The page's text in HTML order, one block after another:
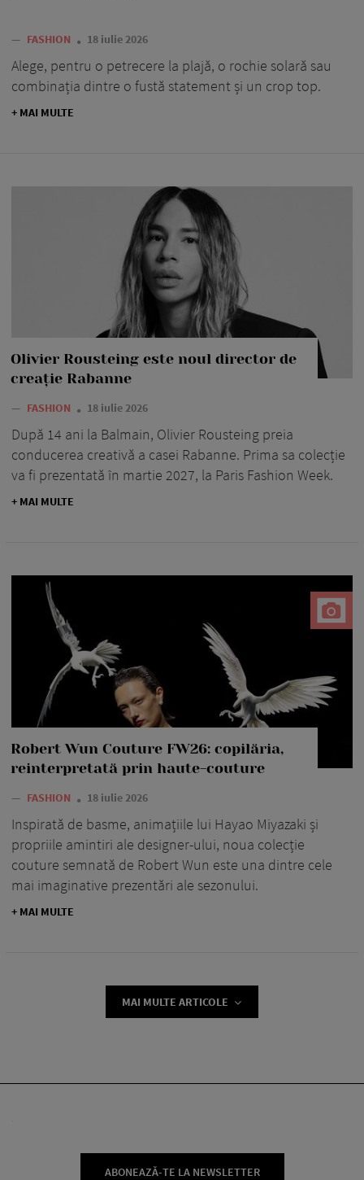
— FASHION 18 iulie 2026
Alege, pentru o petrecere la plajă, o rochie solară sau
combinația dintre o fustă statement și un crop top.
+ MAI MULTE
Olivier Rousteing este noul director de
creație Rabanne
— FASHION 18 iulie 2026
După 14 ani la Balmain, Olivier Rousteing preia
conducerea creativă a casei Rabanne. Prima sa colecție
va fi prezentată în martie 2027, la Paris Fashion Week.
+ MAI MULTE
Robert Wun Couture FW26: copilăria,
reinterpretată prin haute-couture
— FASHION 18 iulie 2026
Inspirată de basme, animațiile lui Hayao Miyazaki și
propriile amintiri ale designer-ului, noua colecție
couture semnată de Robert Wun este una dintre cele
mai imaginative prezentări ale sezonului.
+ MAI MULTE
MAI MULTE ARTICOLE
ABONEAZĂ-TE LA NEWSLETTER